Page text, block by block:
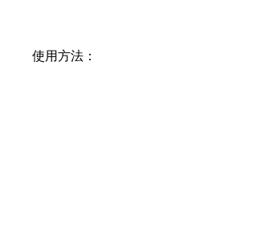
使用方法：